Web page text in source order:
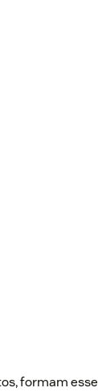
formam esse